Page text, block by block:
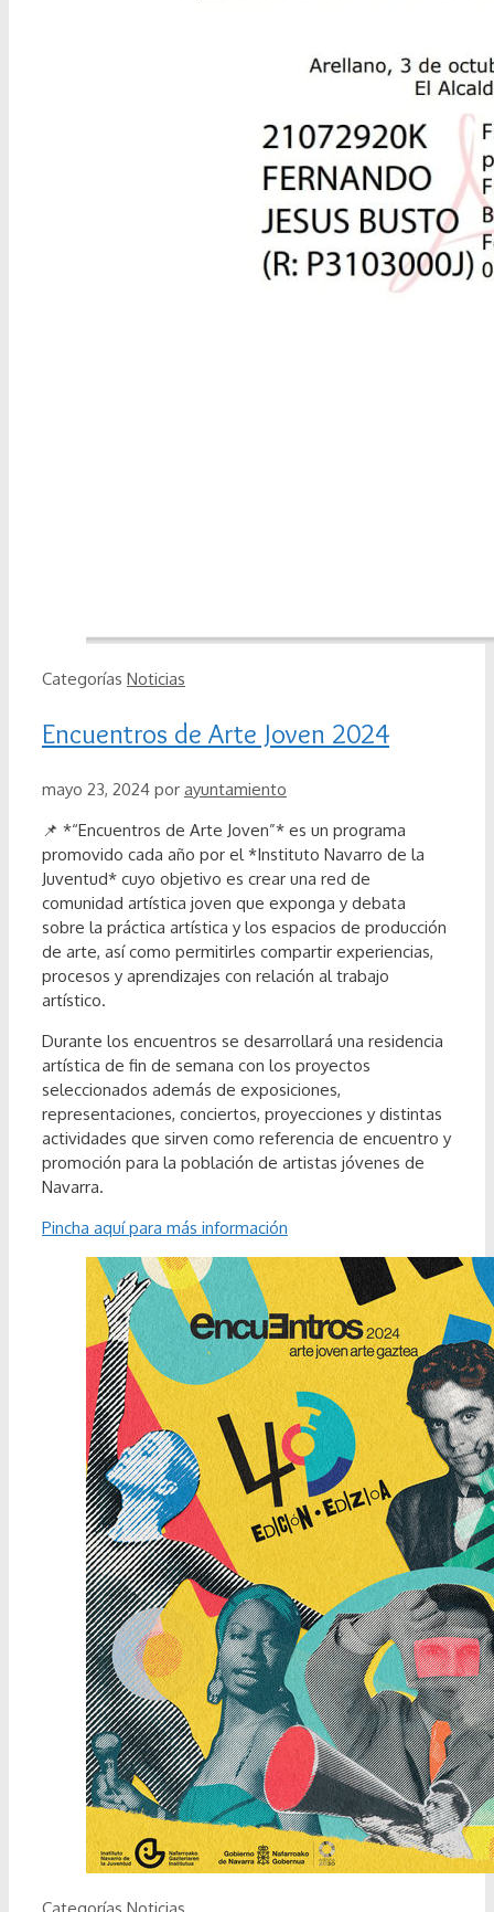
Categorías Noticias
Encuentros de Arte Joven 2024
mayo 23, 2024 por ayuntamiento
📌 *“Encuentros de Arte Joven”* es un programa
promovido cada año por el *Instituto Navarro de la
Juventud* cuyo objetivo es crear una red de
comunidad artística joven que exponga y debata
sobre la práctica artística y los espacios de producción
de arte, así como permitirles compartir experiencias,
procesos y aprendizajes con relación al trabajo
artístico.
Durante los encuentros se desarrollará una residencia
artística de fin de semana con los proyectos
seleccionados además de exposiciones,
representaciones, conciertos, proyecciones y distintas
actividades que sirven como referencia de encuentro y
promoción para la población de artistas jóvenes de
Navarra.
Pincha aquí para más información